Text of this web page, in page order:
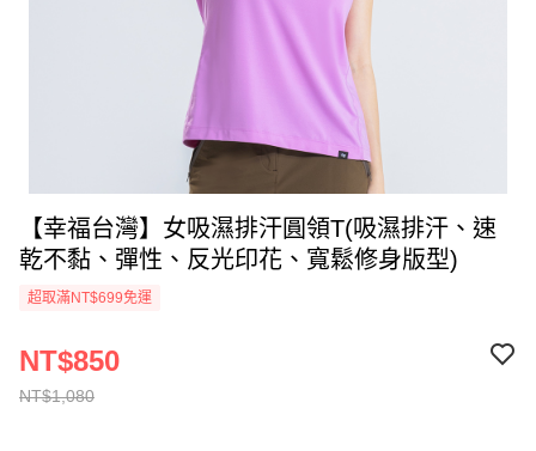
【幸福台灣】女吸濕排汗圓領T(吸濕排汗、速
乾不黏、彈性、反光印花、寬鬆修身版型)
超取滿NT$699免運
NT$1,080
NT$850